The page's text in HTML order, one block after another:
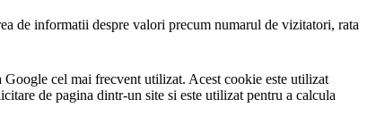
de informatii despre valori precum numarul de vizitatori, rata
cel mai frecvent utilizat. Acest cookie este utilizat
de pagina dintr-un site si este utilizat pentru a calcula